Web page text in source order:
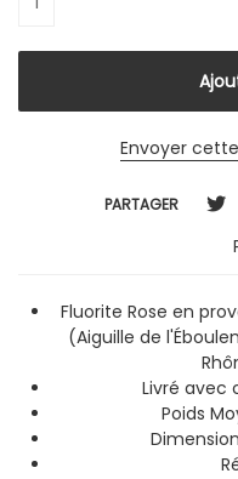
Envoyer
PARTAGER
Fluorite Rose en
(Aiguille de
Livré
Poids